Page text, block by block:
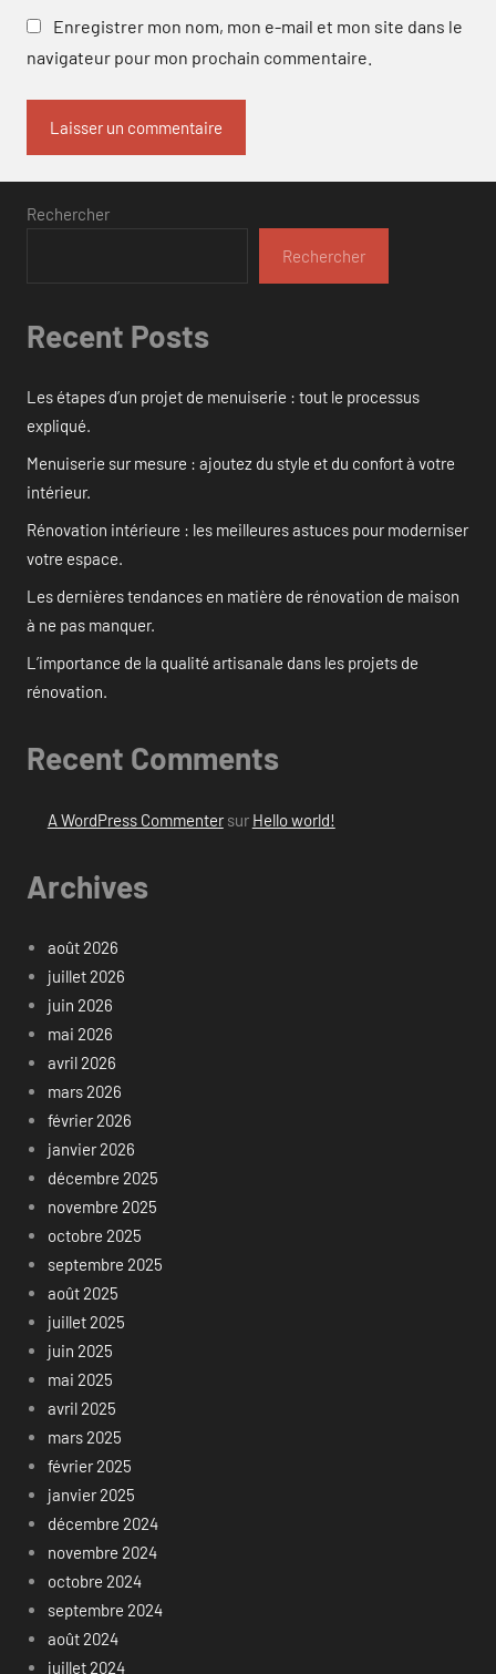
Enregistrer mon nom, mon e-mail et mon site dans le
navigateur pour mon prochain commentaire.
Rechercher
Rechercher
Recent Posts
Les étapes d’un projet de menuiserie : tout le processus
expliqué.
Menuiserie sur mesure : ajoutez du style et du confort à votre
intérieur.
Rénovation intérieure : les meilleures astuces pour moderniser
votre espace.
Les dernières tendances en matière de rénovation de maison
à ne pas manquer.
L’importance de la qualité artisanale dans les projets de
rénovation.
Recent Comments
A WordPress Commentersur Hello world!
Archives
août 2026
juillet 2026
juin 2026
mai 2026
avril 2026
mars 2026
février 2026
janvier 2026
décembre 2025
novembre 2025
octobre 2025
septembre 2025
août 2025
juillet 2025
juin 2025
mai 2025
avril 2025
mars 2025
février 2025
janvier 2025
décembre 2024
novembre 2024
octobre 2024
septembre 2024
août 2024
juillet 2024